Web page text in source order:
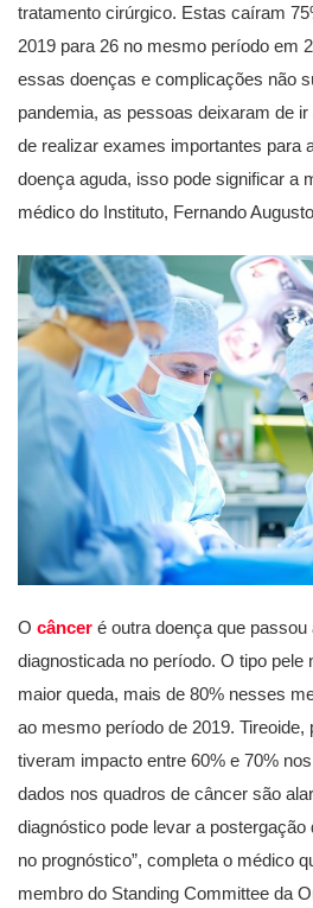
tratamento cirúrgico. Estas caíram
2019 para 26 no mesmo período em
essas doenças e complicações não
pandemia, as pessoas deixaram de
de realizar exames importantes para
doença aguda, isso pode significar a
médico do Instituto, Fernando
O câncer é outra doença que passou
diagnosticada no período. O tipo pele
maior queda, mais de 80% nesses
ao mesmo período de 2019.
tiveram impacto entre 60% e 70%
dados nos quadros de câncer são
diagnóstico pode levar a
no prognóstico”, completa o médico
membro do Standing Committee da